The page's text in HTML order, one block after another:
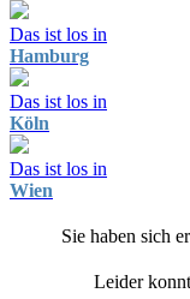
Das ist los in
Hamburg
Das ist los in
Köln
Das ist los in
Wien
Sie haben sich
Leider